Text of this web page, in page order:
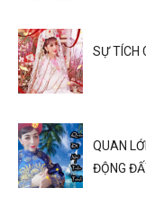
SỰ TÍCH
QUAN
ĐỘNG